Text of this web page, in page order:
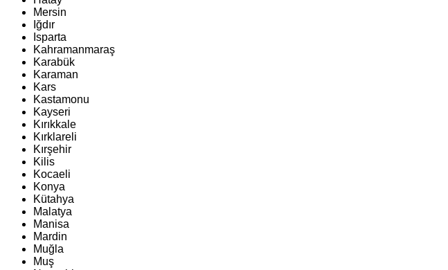
Mersin
Iğdır
Isparta
Kahramanmaraş
Karabük
Karaman
Kars
Kastamonu
Kayseri
Kırıkkale
Kırklareli
Kırşehir
Kilis
Kocaeli
Konya
Kütahya
Malatya
Manisa
Mardin
Muğla
Muş